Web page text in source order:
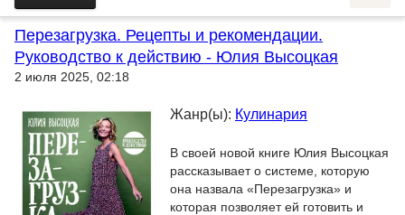
Перезагрузка. Рецепты и рекомендации.
Руководство к действию - Юлия Высоцкая
2 июля 2025, 02:18
Жанр(ы): Кулинария
В своей новой книге Юлия Высоцкая
рассказывает о системе, которую
она назвала «Перезагрузка» и
которая позволяет ей готовить и